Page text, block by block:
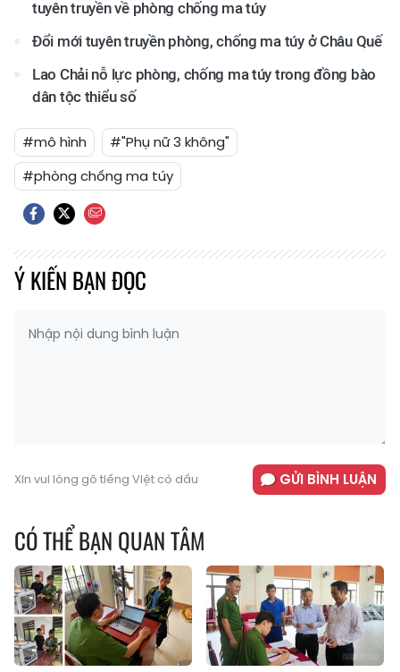
tuyên truyền về phòng chống ma túy
Đổi mới tuyên truyền phòng, chống ma túy ở Châu Quế
Lao Chải nỗ lực phòng, chống ma túy trong đồng bào
dân tộc thiểu số
#mô hình
#"Phụ nữ 3 không"
#phòng chống ma túy
Ý KIẾN BẠN ĐỌC
Xin vui lòng gõ tiếng Việt có dấu GỬI BÌNH LUẬN
CÓ THỂ BẠN QUAN TÂM